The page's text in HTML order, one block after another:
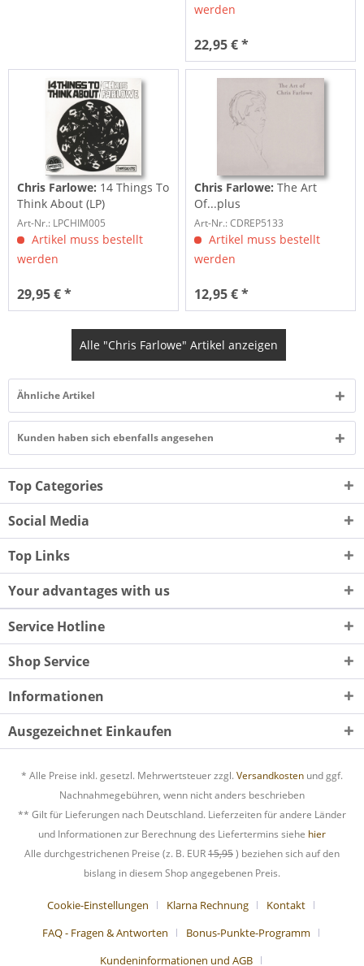
werden
22,95 € *
Chris Farlowe: 14 Things To
Think About (LP)
Art-Nr.: LPCHIM005
Artikel muss bestellt
werden
29,95 € *
Chris Farlowe:The Art
Of...plus
Art-Nr.: CDREP5133
Artikel muss bestellt
werden
12,95 € *
Alle "Chris Farlowe" Artikel anzeigen
Ähnliche Artikel
Kunden haben sich ebenfalls angesehen
Top Categories
Social Media
Top Links
Your advantages with us
Service Hotline
Shop Service
Informationen
Ausgezeichnet Einkaufen
* Alle Preise inkl. gesetzl. Mehrwertsteuer zzgl. Versandkosten und ggf.
Nachnahmegebühren, wenn nicht anders beschrieben
** Gilt für Lieferungen nach Deutschland. Lieferzeiten für andere Länder
und Informationen zur Berechnung des Liefertermins siehe hier
Alle durchgestrichenen Preise (z. B. EUR15,95) beziehen sich auf den
bislang in diesem Shop angegebenen Preis.
Cookie-Einstellungen Klarna Rechnung
Kontakt
FAQ - Fragen & Antworten
Bonus-Punkte-Programm
Kundeninformationen und AGB